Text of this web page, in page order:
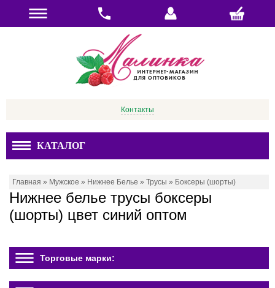
Контакты
КАТАЛОГ
Главная » Мужское » Нижнее Белье » Трусы » Боксеры (шорты)
Нижнее белье трусы боксеры
(шорты) цвет синий оптом
Торговые марки: